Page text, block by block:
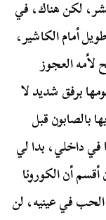
لكن هناك، في
أمام الكاشير،
العجوز
برفق شديد لا
بالصابون قبل
في داخلي، بدا لي
أن الكورونا
في عينيه، لن